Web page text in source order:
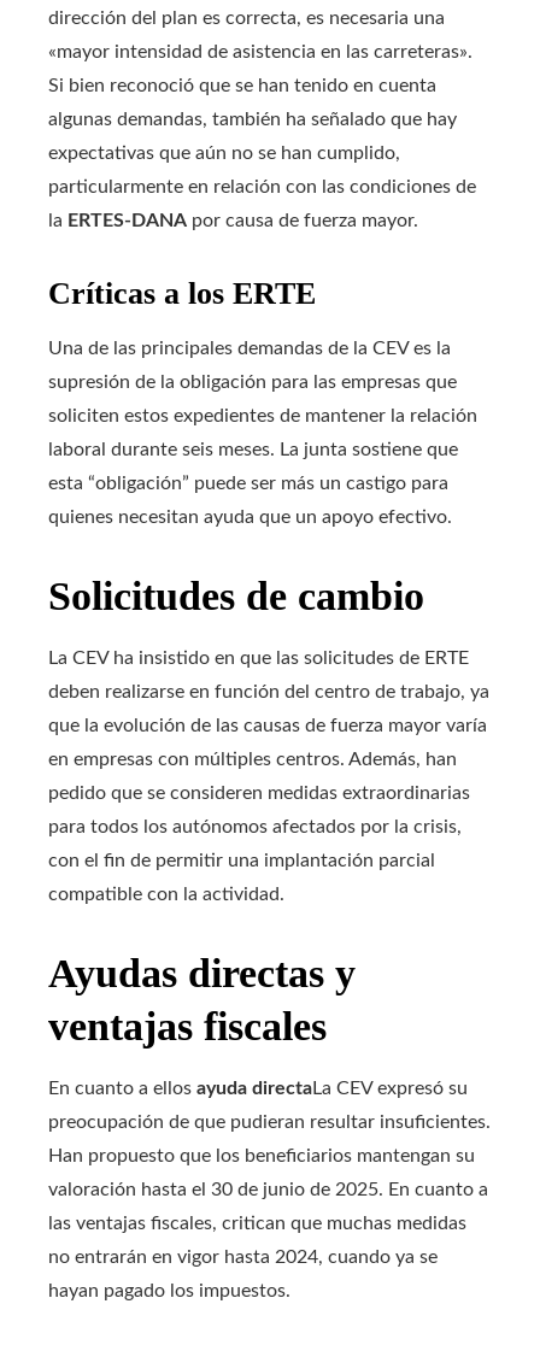
dirección del plan es correcta, es necesaria una
«mayor intensidad de asistencia en las carreteras».
Si bien reconoció que se han tenido en cuenta
algunas demandas, también ha señalado que hay
expectativas que aún no se han cumplido,
particularmente en relación con las condiciones de
la ERTES-DANA por causa de fuerza mayor.
Críticas a los ERTE
Una de las principales demandas de la CEV es la
supresión de la obligación para las empresas que
soliciten estos expedientes de mantener la relación
laboral durante seis meses. La junta sostiene que
esta “obligación” puede ser más un castigo para
quienes necesitan ayuda que un apoyo efectivo.
Solicitudes de cambio
La CEV ha insistido en que las solicitudes de ERTE
deben realizarse en función del centro de trabajo, ya
que la evolución de las causas de fuerza mayor varía
en empresas con múltiples centros. Además, han
pedido que se consideren medidas extraordinarias
para todos los autónomos afectados por la crisis,
con el fin de permitir una implantación parcial
compatible con la actividad.
Ayudas directas y
ventajas fiscales
En cuanto a ellos ayuda directaLa CEV expresó su
preocupación de que pudieran resultar insuficientes.
Han propuesto que los beneficiarios mantengan su
valoración hasta el 30 de junio de 2025. En cuanto a
las ventajas fiscales, critican que muchas medidas
no entrarán en vigor hasta 2024, cuando ya se
hayan pagado los impuestos.